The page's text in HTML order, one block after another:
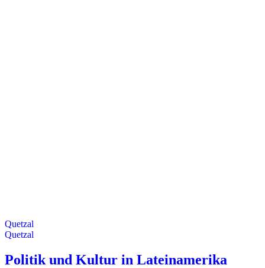
Quetzal
Quetzal
Politik und Kultur in Lateinamerika